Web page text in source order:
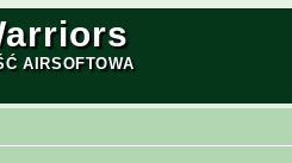
AIRSOFTOWA